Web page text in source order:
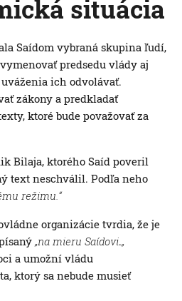
situácia
Saídom vybraná skupina ľudí,
predsedu vlády aj
ich odvolávať.
zákony a predkladať
ktoré bude považovať za
Bilaja, ktorého Saíd poveril
text neschválil. Podľa neho
režimu.“
organizácie tvrdia, že je
„na mieru Saídovi.„
a umožní vládu
ktorý sa nebude musieť